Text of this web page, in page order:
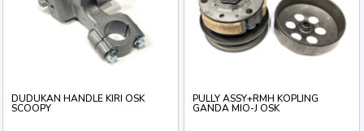
DUDUKAN HANDLE KIRI OSK
SCOOPY
PULLY ASSY+RMH KOPLING
GANDA MIO-J OSK